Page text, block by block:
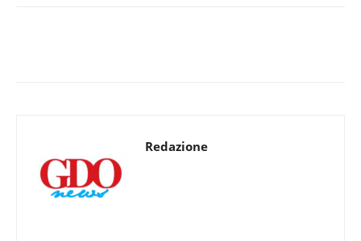
Redazione